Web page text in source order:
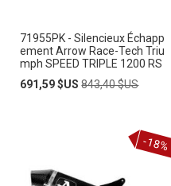
71955PK - Silencieux Échapp
ement Arrow Race-Tech Triu
mph SPEED TRIPLE 1200 RS
Prix
691,59 $US Prix
843,40 $US
-18%